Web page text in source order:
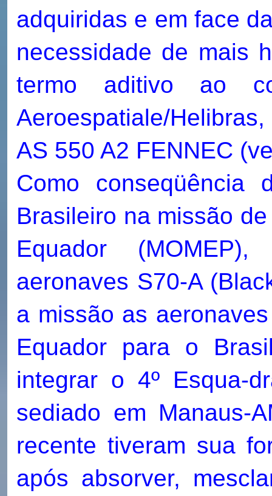
adquiridas e em face
necessidade de mais
termo aditivo ao
Aeroespatiale/
AS 550 A2 FENNEC
Como conseqüência
Brasileiro na missão
Equador
aeronaves S70-A
a missão as
Equador para o
integrar o 4º Esqua-
sediado em Manaus-
recente tiveram sua
após absorver,